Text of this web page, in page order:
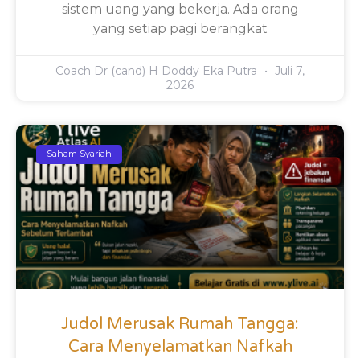
sistem uang yang bekerja. Ada orang
yang setiap pagi berangkat
Coach Dr (cand) H Doddy Eka Putra
Juli 7,
2026
Saham Syariah
Judol Merusak Rumah Tangga:
Cara Menyelamatkan Nafkah